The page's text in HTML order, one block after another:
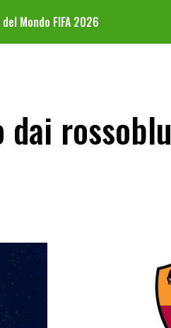
del Mondo FIFA 2026
dai rossoblu